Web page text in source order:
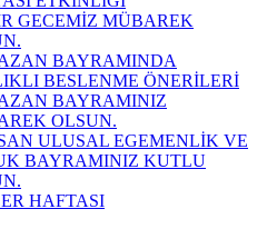
GECEMİZ MÜBAREK
BAYRAMINDA
BESLENME ÖNERİLERİ
BAYRAMINIZ
OLSUN.
ULUSAL EGEMENLİK VE
BAYRAMINIZ KUTLU
HAFTASI